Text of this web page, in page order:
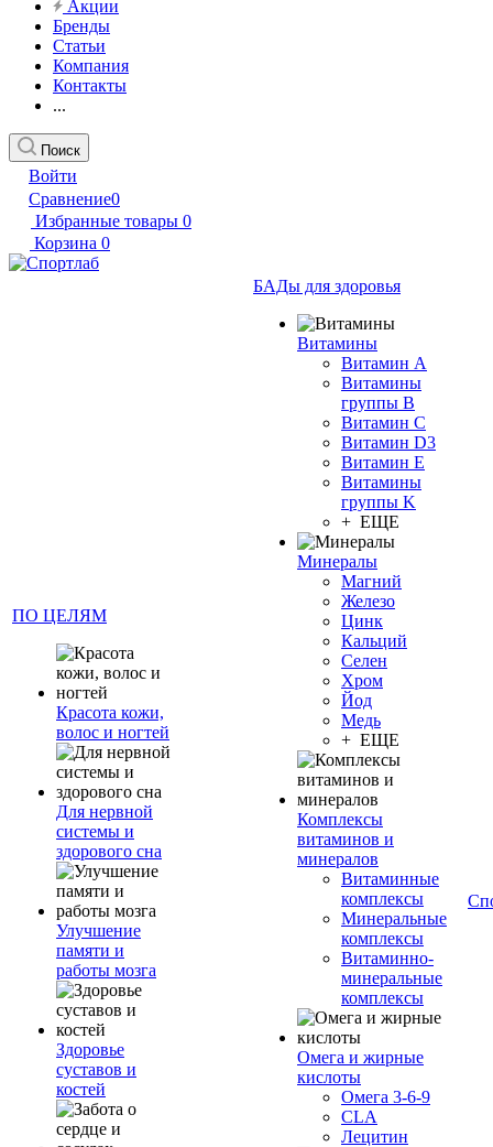
Акции
Бренды
Статьи
Компания
Контакты
...
Поиск
Войти
Сравнение0
Избранные товары 0
Корзина 0
ПО ЦЕЛЯМ
Красота кожи,
волос и ногтей
Для нервной
системы и
здорового сна
Улучшение
памяти и
работы мозга
Здоровье
суставов и
костей
БАДы для здоровья
Витамины
Витамин А
Витамины
группы B
Витамин C
Витамин D3
Витамин E
Витамины
группы K
+ ЕЩЕ
Минералы
Магний
Железо
Цинк
Кальций
Селен
Хром
Йод
Медь
+ ЕЩЕ
Комплексы
витаминов и
минералов
Витаминные
комплексы
Минеральные
комплексы
Витаминно-
минеральные
комплексы
Омега и жирные
кислоты
Омега 3-6-9
CLA
Лецитин